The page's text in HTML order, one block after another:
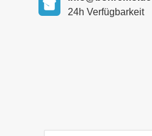
24h Verfügbarkeit